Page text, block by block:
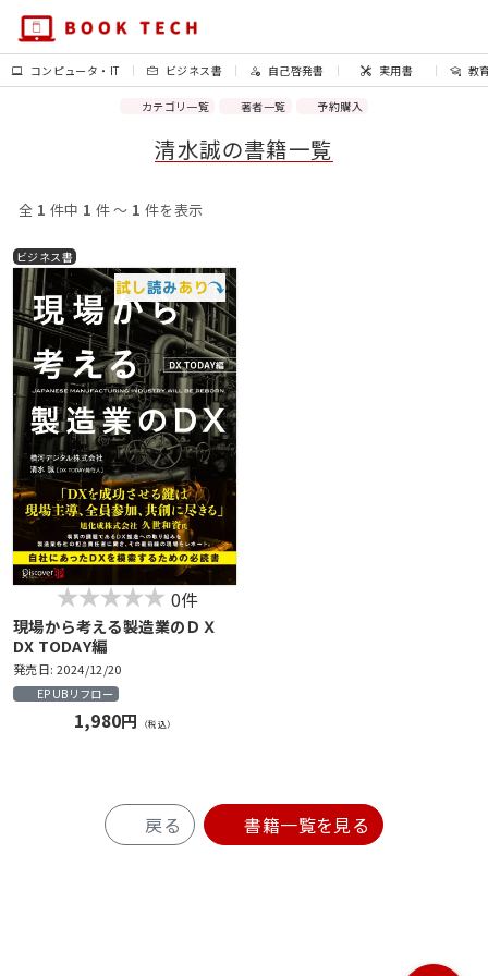
コンピュータ・IT ビジネス書 自己啓発書 実用書 教
カテゴリ一覧 著者一覧 予約購入
清水誠の書籍一覧
全 1 件中 1 件 〜 1 件を表示
ビジネス書
0件
現場から考える製造業のＤＸ
DX TODAY編
発売日: 2024/12/20
EPUBリフロー
1,980円 （税込）
戻る 書籍一覧を見る